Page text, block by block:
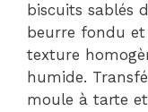
biscuits sablés
beurre fondu
texture
humide.
moule à tarte